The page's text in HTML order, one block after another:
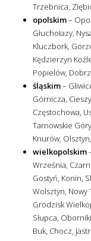
Trzebnica,
opolskim–
Głuchołazy,
Kluczbork,
Kędzierzyn
Popielów,
śląskim–
Górnicza,
Częstochowa,
Tarnowskie
Knurów,
wielkopolskim
Września,
Gostyń, Konin,
Wolsztyn, Nowy
Grodzisk
Słupca,
Buk, Chocz,